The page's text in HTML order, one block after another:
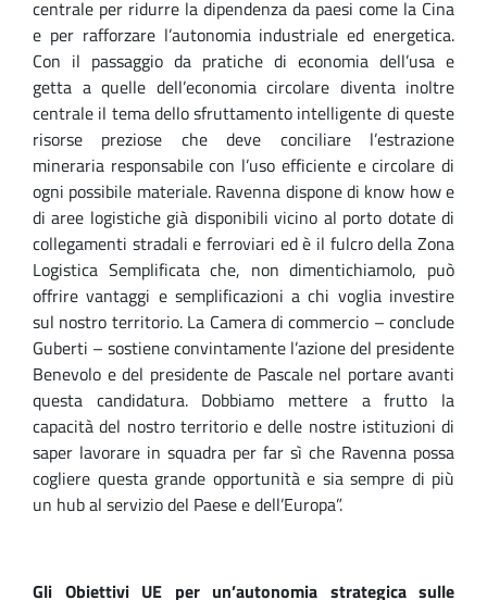
centrale per ridurre la dipendenza da paesi come la Cina
e per rafforzare l’autonomia industriale ed energetica.
Con il passaggio da pratiche di economia dell’usa e
getta a quelle dell’economia circolare diventa inoltre
centrale il tema dello sfruttamento intelligente di queste
risorse preziose che deve conciliare l’estrazione
mineraria responsabile con l’uso efficiente e circolare di
ogni possibile materiale. Ravenna dispone di know how e
di aree logistiche già disponibili vicino al porto dotate di
collegamenti stradali e ferroviari ed è il fulcro della Zona
Logistica Semplificata che, non dimentichiamolo, può
offrire vantaggi e semplificazioni a chi voglia investire
sul nostro territorio. La Camera di commercio – conclude
Guberti – sostiene convintamente l’azione del presidente
Benevolo e del presidente de Pascale nel portare avanti
questa candidatura. Dobbiamo mettere a frutto la
capacità del nostro territorio e delle nostre istituzioni di
saper lavorare in squadra per far sì che Ravenna possa
cogliere questa grande opportunità e sia sempre di più
un hub al servizio del Paese e dell’Europa”.
Gli Obiettivi UE per un’autonomia strategica sulle